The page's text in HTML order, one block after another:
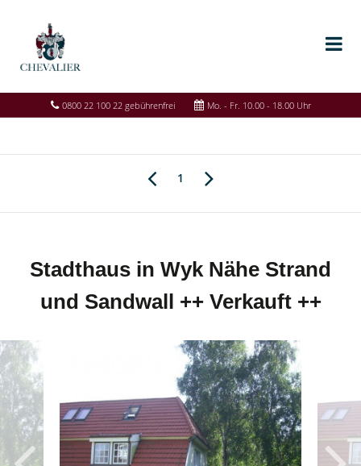
0800 22 100 22 gebührenfrei Mo. - Fr. 10.00 - 18.00 Uhr
1
Stadthaus in Wyk Nähe Strand
und Sandwall ++ Verkauft ++